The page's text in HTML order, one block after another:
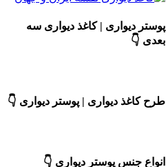
پوستر دیواری | کاغذ دیواری سه
بعدی 👇
طرح کاغذ دیواری | پوستر دیواری 👇
انواع جنس پوستر دیواری 👇